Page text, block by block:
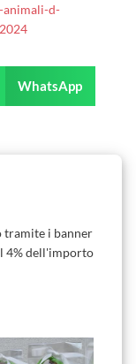
animali-d-
WhatsApp
tramite i banner
4% dell'importo